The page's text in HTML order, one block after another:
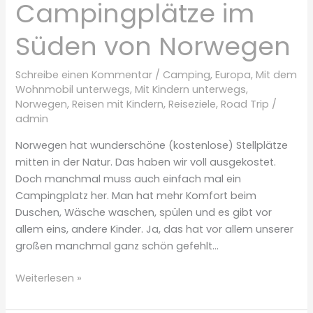
Campingplätze im
Süden von Norwegen
Schreibe einen Kommentar / Camping,Europa,Mit dem
Wohnmobil unterwegs,Mit Kindern unterwegs,
Norwegen,Reisen mit Kindern,Reiseziele,Road Trip /
admin
Norwegen hat wunderschöne (kostenlose) Stellplätze
mitten in der Natur. Das haben wir voll ausgekostet.
Doch manchmal muss auch einfach mal ein
Campingplatz her. Man hat mehr Komfort beim
Duschen, Wäsche waschen, spülen und es gibt vor
allem eins, andere Kinder. Ja, das hat vor allem unserer
großen manchmal ganz schön gefehlt…
Die
Weiterlesen »